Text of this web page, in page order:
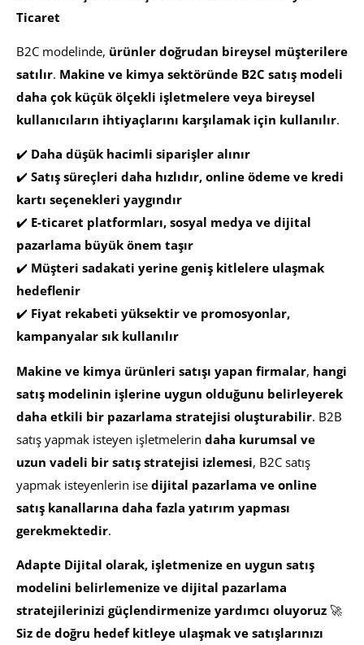
Ticaret
B2C modelinde, ürünler doğrudan bireysel müşterilere
satılır. Makine ve kimya sektöründe B2C satış modeli
daha çok küçük ölçekli işletmelere veya bireysel
kullanıcıların ihtiyaçlarını karşılamak için kullanılır.
✔️ Daha düşük hacimli siparişler alınır
✔️ Satış süreçleri daha hızlıdır, online ödeme ve kredi
kartı seçenekleri yaygındır
✔️ E-ticaret platformları, sosyal medya ve dijital
pazarlama büyük önem taşır
✔️ Müşteri sadakati yerine geniş kitlelere ulaşmak
hedeflenir
✔️ Fiyat rekabeti yüksektir ve promosyonlar,
kampanyalar sık kullanılır
Makine ve kimya ürünleri satışı yapan firmalar, hangi
satış modelinin işlerine uygun olduğunu belirleyerek
daha etkili bir pazarlama stratejisi oluşturabilir. B2B
satış yapmak isteyen işletmelerin daha kurumsal ve
uzun vadeli bir satış stratejisi izlemesi, B2C satış
yapmak isteyenlerin ise dijital pazarlama ve online
satış kanallarına daha fazla yatırım yapması
gerekmektedir.
Adapte Dijital olarak, işletmenize en uygun satış
modelini belirlemenize ve dijital pazarlama
stratejilerinizi güçlendirmenize yardımcı oluyoruz 🚀
Siz de doğru hedef kitleye ulaşmak ve satışlarınızı